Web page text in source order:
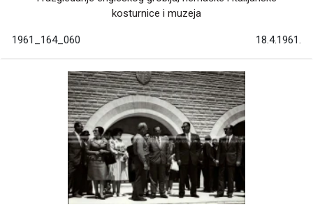
kosturnice i muzeja
1961_164_060 18.4.1961.